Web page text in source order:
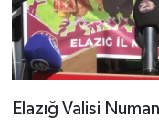
Elazığ Valisi